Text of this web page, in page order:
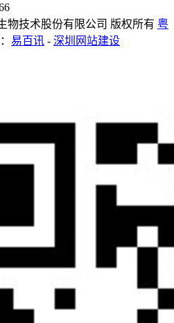
物技术股份有限公司 版权所有 粤
易百讯 - 深圳网站建设